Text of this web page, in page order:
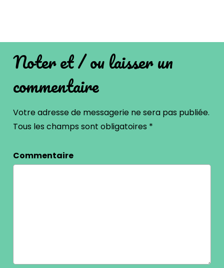
Noter et / ou laisser un
commentaire
Votre adresse de messagerie ne sera pas publiée.
Tous les champs sont obligatoires *
Commentaire